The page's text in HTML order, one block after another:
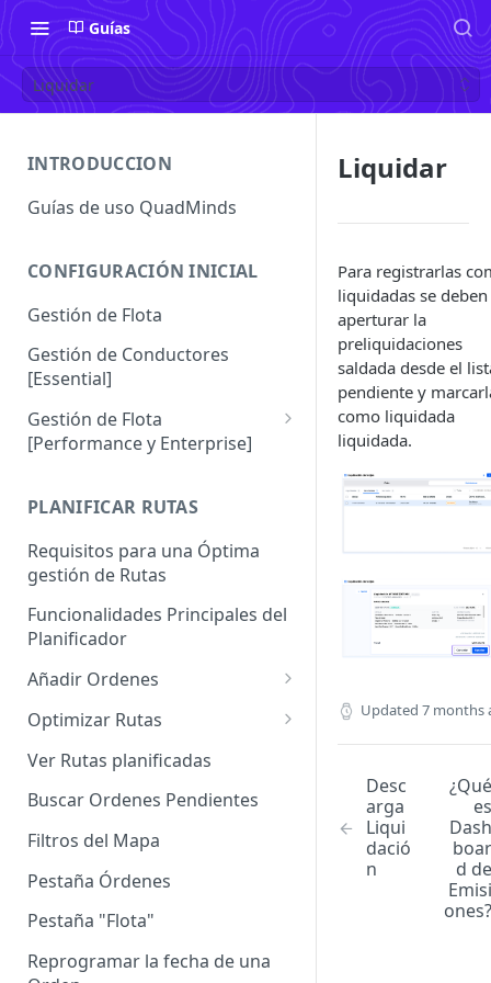
Guías
Liquidar
INTRODUCCION
Guías de uso QuadMinds
CONFIGURACIÓN INICIAL
Gestión de Flota
Gestión de Conductores
[Essential]
Gestión de Flota
[Performance y Enterprise]
Enterprise]
Vehículos
Agrupación de dispositivos
Asignación de dispositivos a
usuarios
PLANIFICAR RUTAS
Requisitos para una Óptima
gestión de Rutas
Funcionalidades Principales del
Planificador
Añadir Ordenes
Definición de una Orden
Añadir de forma manual
Añadir con el archivo standard
Añadir con Plantilla propia
Añadir con la plantilla
Añadir desde Tiendas e-
Optimizar Rutas
¿Cómo Saber si mi ruta está
optimizada?
Variables para optimizar las
Rutas
Definir la Ventana Horaria de
Ver Rutas planificadas
Buscar Ordenes Pendientes
Filtros del Mapa
Pestaña Órdenes
Pestaña "Flota"
Reprogramar la fecha de una
Liquidar
Para registrarlas
liquidadas se deben
aperturar la
preliquidaciones
saldada desde el
pendiente y
como liquidada
liquidada.
Updated 7 months
Desc
arga
Liqui
dació
n
¿Qué
es
Dash
boar
d de
Emisi
ones?